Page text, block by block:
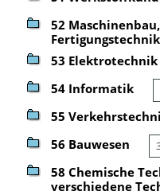
52
Fertigungstechnik
53 Elektrotechnik
54 Informatik
55
56 Bauwesen
58 Chemische
verschiedene